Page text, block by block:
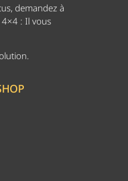
demandez à
: Il vous